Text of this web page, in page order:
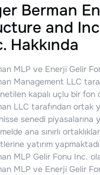
Berman
and
Hakkında
MLP ve Enerji Gelir
Management LLC
kapalı uçlu bir fon
LLC tarafından ortak
senedi piyasalarına
ana sınırlı
yatırım
MLP Gelir Fonu Inc.
MLP ve Enerji Gelir